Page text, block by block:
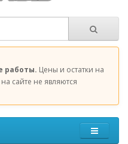
работы. Цены и остатки на
сайте не являются